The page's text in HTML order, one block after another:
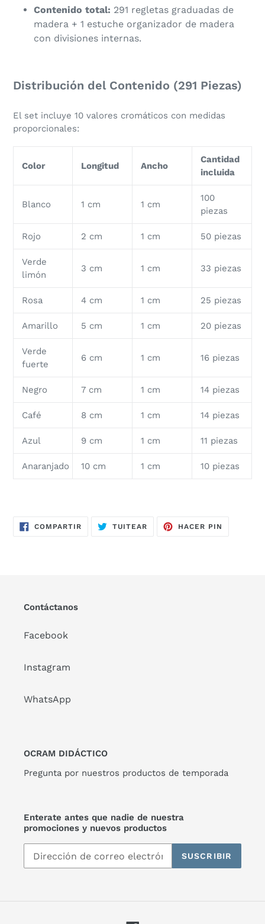
Contenido total: 291 regletas graduadas de
madera + 1 estuche organizador de madera
con divisiones internas.
​Distribución del Contenido (291 Piezas)
​El set incluye 10 valores cromáticos con medidas
proporcionales:
Color Longitud Ancho
Cantidad
incluida
Blanco 1 cm 1 cm
100
piezas
Rojo 2 cm 1 cm 50 piezas
Verde
limón
3 cm 1 cm 33 piezas
Rosa 4 cm 1 cm 25 piezas
Amarillo 5 cm 1 cm 20 piezas
Verde
fuerte
6 cm 1 cm 16 piezas
Negro 7 cm 1 cm 14 piezas
Café 8 cm 1 cm 14 piezas
Azul 9 cm 1 cm 11 piezas
Anaranjado 10 cm 1 cm 10 piezas
COMPARTIRCOMPARTIRTUITEAR TUITEARHACER PIN
Contáctanos
Facebook
Instagram
WhatsApp
OCRAM DIDÁCTICO
Pregunta por nuestros productos de temporada
Enterate antes que nadie de nuestra
promociones y nuevos productos
SUSCRIBIR